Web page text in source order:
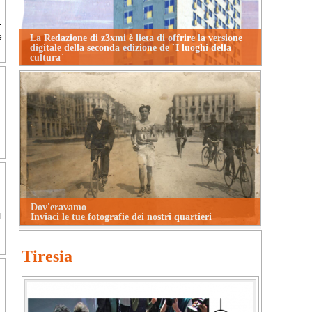
La Redazione di z3xmi è lieta di offrire la versione
digitale della seconda edizione de `I luoghi della
cultura`
Dov'eravamo
Inviaci le tue fotografie dei nostri quartieri
Tiresia